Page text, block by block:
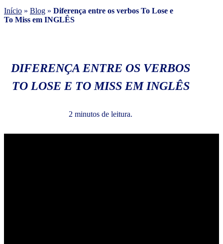
Início » Blog » Diferença entre os verbos To Lose e
To Miss em INGLÊS
DIFERENÇA ENTRE OS VERBOS
TO LOSE E TO MISS EM INGLÊS
2 minutos de leitura.